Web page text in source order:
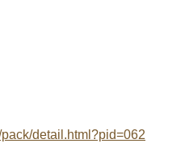
detail.html?pid=062